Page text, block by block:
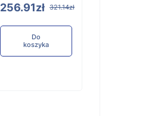
256.91zł 321.14zł
Do
koszyka